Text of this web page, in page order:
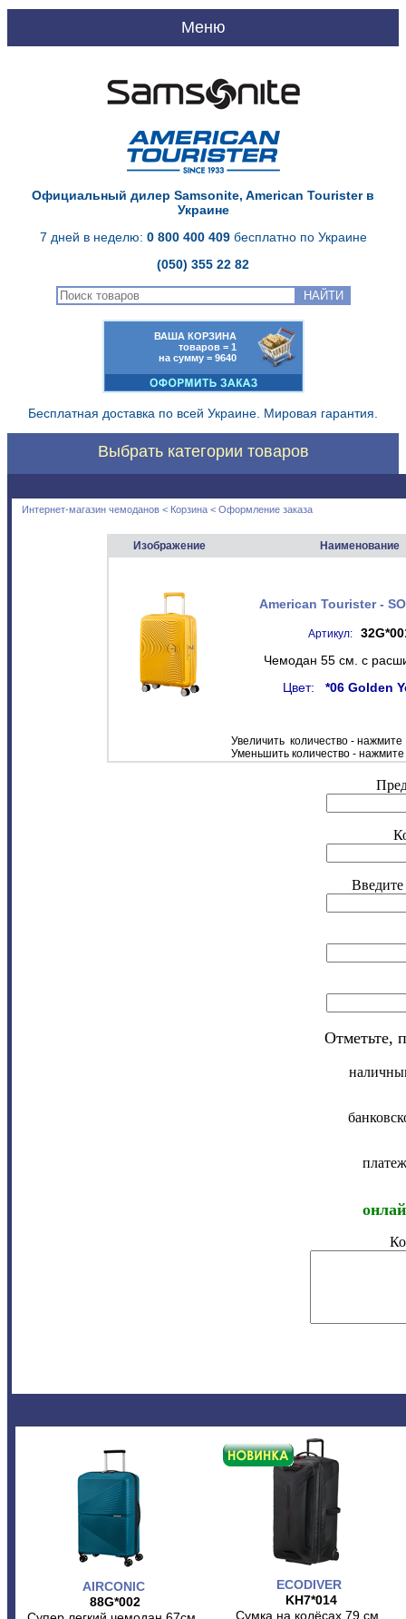
Главная
Гарантия Samsonite
Сервисный центр
Новости
Официальный дилер Samsonite, American Tourister в
Украине
7 дней в неделю: 0 800 400 409бесплатно по Украине
(050) 355 22 82
НАЙТИ
ВАША КОРЗИНА
товаров = 1
на сумму = 9640
Бесплатная доставка по всей Украине. Мировая гарантия.
Выбрать категории товаров
Интернет-магазин чемоданов < Корзина < Оформление заказа
Изображение Наименование
American Tourister -
Артикул:
Чемодан 55 см. с
Цвет: *06 Golden
Увеличить количество - нажмите
Уменьшить количество - нажмите
Введите
Отметьте,
AIRCONIC
88G*002
ECODIVER
KH7*014
Сумка на колёсах 79 см.